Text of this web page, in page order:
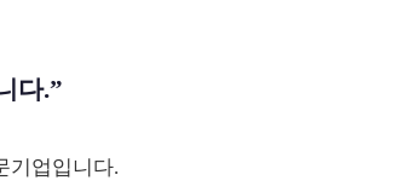
다.”
기업입니다.